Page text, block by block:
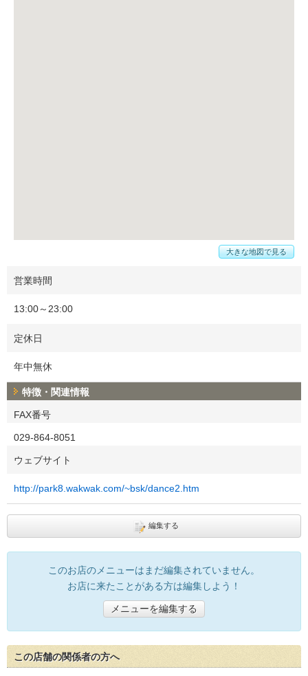
大きな地図で見る
営業時間
13:00～23:00
定休日
年中無休
特徴・関連情報
FAX番号
029-864-8051
ウェブサイト
http://park8.wakwak.com/~bsk/dance2.htm
編集する
このお店のメニューはまだ編集されていません。
お店に来たことがある方は編集しよう！
メニューを編集する
この店舗の関係者の方へ